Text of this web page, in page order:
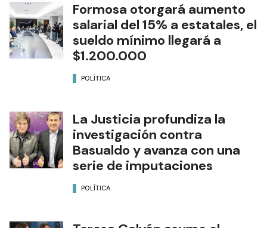
Formosa otorgará aumento
salarial del 15% a estatales, el
sueldo mínimo llegará a
$1.200.000
POLÍTICA
La Justicia profundiza la
investigación contra
Basualdo y avanza con una
serie de imputaciones
POLÍTICA